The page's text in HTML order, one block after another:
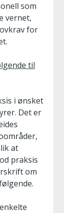
som
vernet,
for
til
i ønsket
Det er
at
praksis
om